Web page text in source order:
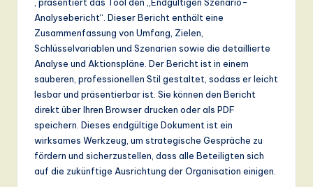
, präsentiert das Tool den „Endgültigen Szenario-
Analysebericht“. Dieser Bericht enthält eine
Zusammenfassung von Umfang, Zielen,
Schlüsselvariablen und Szenarien sowie die detaillierte
Analyse und Aktionspläne. Der Bericht ist in einem
sauberen, professionellen Stil gestaltet, sodass er leicht
lesbar und präsentierbar ist. Sie können den Bericht
direkt über Ihren Browser drucken oder als PDF
speichern. Dieses endgültige Dokument ist ein
wirksames Werkzeug, um strategische Gespräche zu
fördern und sicherzustellen, dass alle Beteiligten sich
auf die zukünftige Ausrichtung der Organisation einigen.